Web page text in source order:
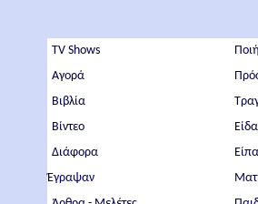
TV Shows
Αγορά
Βιβλία
Βίντεο
Διάφορα
Έγραψαν
Είδα